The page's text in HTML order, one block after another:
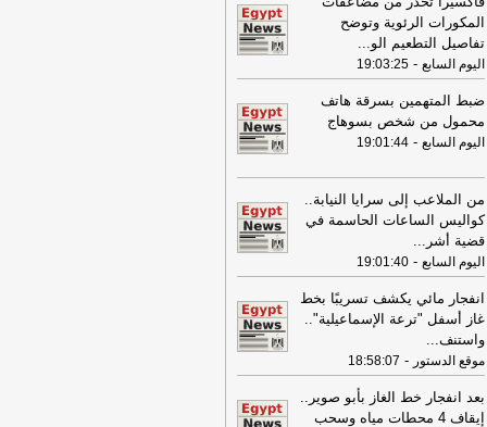
بزعم استثمار أموالهم في
- اليوم السابع
17:53
18 مصابًا في حادث تصادم
-موقع الدستور
08:32
عناوين الصحف المصرية ليوم
08:06
عناوين الصحف المصرية ليوم
03-08-2026
07:41
محافظ القاهرة: لا وفيات أو
في العاصمة نتيجة الزلزال
22:27
الحرس الثوري الإيراني يرفض نزع
"حماس": المحاولة محكوم عليها
-لبنانون 24
08:07
عناوين الصحف المصرية ليوم
02-08-2026
-
المكورات الرئوية وتوضح
تفاصيل التطعيم الو...
اليوم السابع -
19:03:25
ضبط المتهمين بسرقة هاتف
محمول من شخص بسوهاج
اليوم السابع -
19:01:44
من الملاعب إلى سرايا النيابة..
كواليس الساعات الحاسمة في
قضية أشر ...
اليوم السابع -
19:01:40
انفجار مائي يكشف تسريبًا بخط
غاز أسفل "ترعة الإسماعيلية"..
واستنف...
موقع الدستور -
18:58:07
بعد انفجار خط الغاز بأبو صوير..
إيقاف 4 محطات مياه وسحب